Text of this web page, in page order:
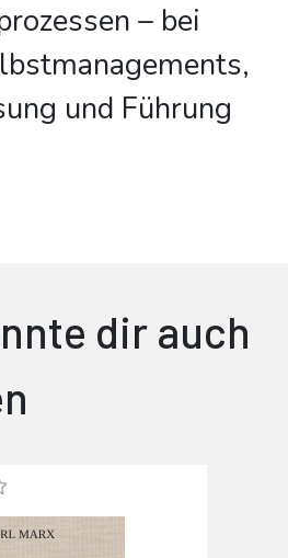
– bei
und Führung
dir auch